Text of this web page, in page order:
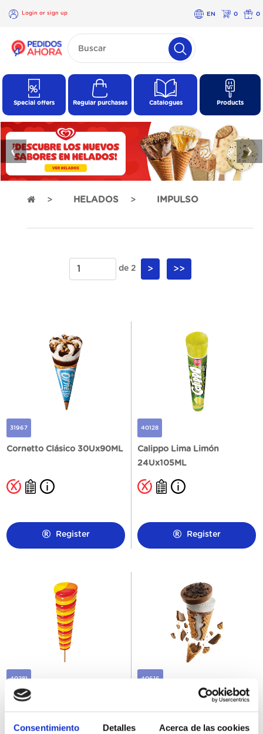
Consentimiento Detalles Acerca de las cookies
Login or sign up EN 0 0
×
Login
sign
Special offers Regular purchases Catalogues Products
❮ ❯
HELADOS IMPULSO
de 2 > >>
31967
Cornetto Clásico 30Ux90ML
Register
40128
Calippo Lima Limón
24Ux105ML
Register
40281
Super Twister 28Ux110ML
40616
Cornetto Crush Cookies
30Ux90ML